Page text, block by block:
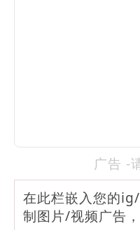
广告 -
在此栏嵌入您的
制图片/视频广告，